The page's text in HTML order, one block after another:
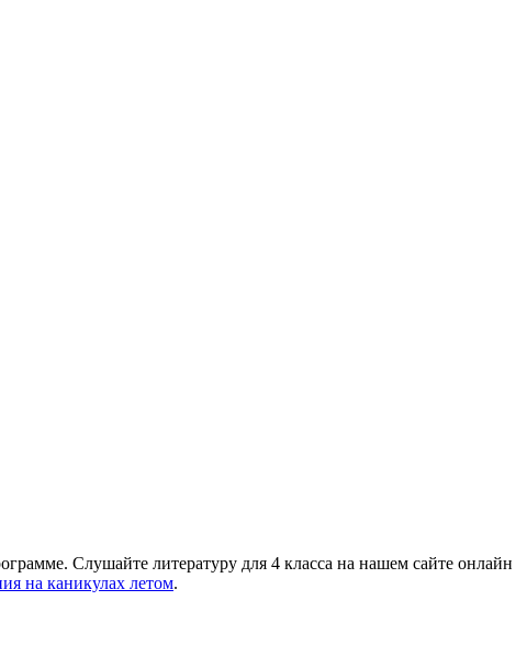
Слушайте литературу для 4 класса на нашем сайте онлайн
на каникулах летом.